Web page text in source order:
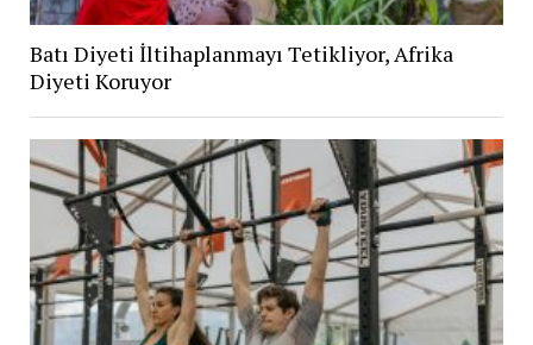
Batı Diyeti İltihaplanmayı Tetikliyor, Afrika
Diyeti Koruyor